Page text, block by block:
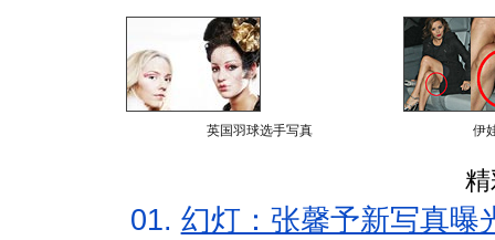
英国羽球选手写真 伊
01. 幻灯：张馨予新写真曝